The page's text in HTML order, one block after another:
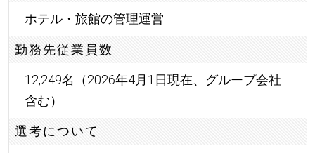
ホテル・旅館の管理運営
勤務先従業員数
12,249名（2026年4月1日現在、グループ会社
含む）
選考について